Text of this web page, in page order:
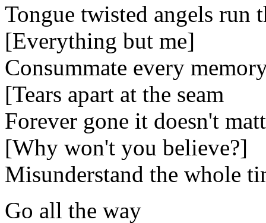
Tongue twisted angels run
[Everything but me]
Consummate every
[Tears apart at the seam
Forever gone it doesn't
[Why won't you believe?]
Misunderstand the whole
Go all the way